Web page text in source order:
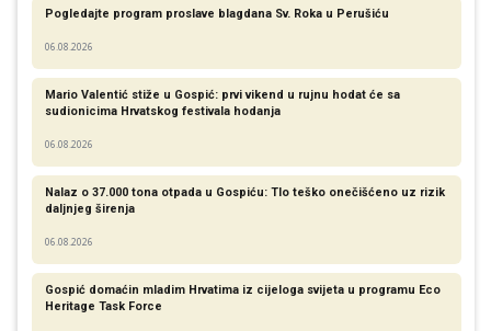
Pogledajte program proslave blagdana Sv. Roka u Perušiću
06.08.2026
Mario Valentić stiže u Gospić: prvi vikend u rujnu hodat će sa
sudionicima Hrvatskog festivala hodanja
06.08.2026
Nalaz o 37.000 tona otpada u Gospiću: Tlo teško onečišćeno uz rizik
daljnjeg širenja
06.08.2026
Gospić domaćin mladim Hrvatima iz cijeloga svijeta u programu Eco
Heritage Task Force